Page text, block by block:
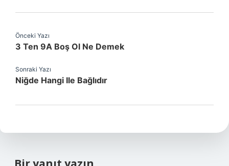
Önceki Yazı
3 Ten 9A Boş Ol Ne Demek
Sonraki Yazı
Niğde Hangi Ile Bağlıdır